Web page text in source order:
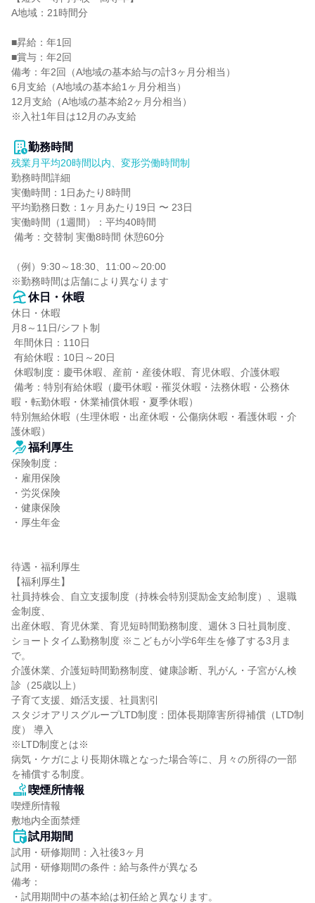
A地域：21時間分
■昇給：年1回
■賞与：年2回
備考：年2回（A地域の基本給与の計3ヶ月分相当）
6月支給（A地域の基本給1ヶ月分相当）
12月支給（A地域の基本給2ヶ月分相当）
※入社1年目は12月のみ支給
勤務時間
残業月平均20時間以内、変形労働時間制
勤務時間詳細
実働時間：1日あたり8時間
平均勤務日数：1ヶ月あたり19日 〜 23日
実働時間（1週間）：平均40時間
（例）9:30～18:30、11:00～20:00
※勤務時間は店舗により異なります
休日・休暇
休日・休暇
月8～11日/シフト制
暇・転勤休暇・休業補償休暇・夏季休暇）
特別無給休暇（生理休暇・出産休暇・公傷病休暇・看護休暇・介
護休暇）
福利厚生
保険制度：
・雇用保険
・労災保険
・健康保険
・厚生年金
待遇・福利厚生
【福利厚生】
社員持株会、自立支援制度（持株会特別奨励金支給制度）、退職
金制度、
出産休暇、育児休業、育児短時間勤務制度、週休３日社員制度、
ショートタイム勤務制度 ※こどもが小学6年生を修了する3月ま
で。
介護休業、介護短時間勤務制度、健康診断、乳がん・子宮がん検
診（25歳以上）
子育て支援、婚活支援、社員割引
スタジオアリスグループLTD制度：団体長期障害所得補償（LTD制
度） 導入
※LTD制度とは※
病気・ケガにより長期休職となった場合等に、月々の所得の一部
を補償する制度。
喫煙所情報
喫煙所情報
敷地内全面禁煙
試用期間
試用・研修期間：入社後3ヶ月
試用・研修期間の条件：給与条件が異なる
備考：
・試用期間中の基本給は初任給と異なります。